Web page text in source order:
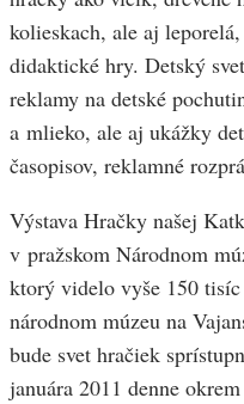
kolieskach, ale aj
didaktické hry. Detský
reklamy na detské
a mlieko, ale aj ukážky
časopisov, reklamné
Výstava Hračky našej
v pražskom Národnom
ktorý videlo vyše 150
národnom múzeu na
bude svet hračiek
januára 2011 denne